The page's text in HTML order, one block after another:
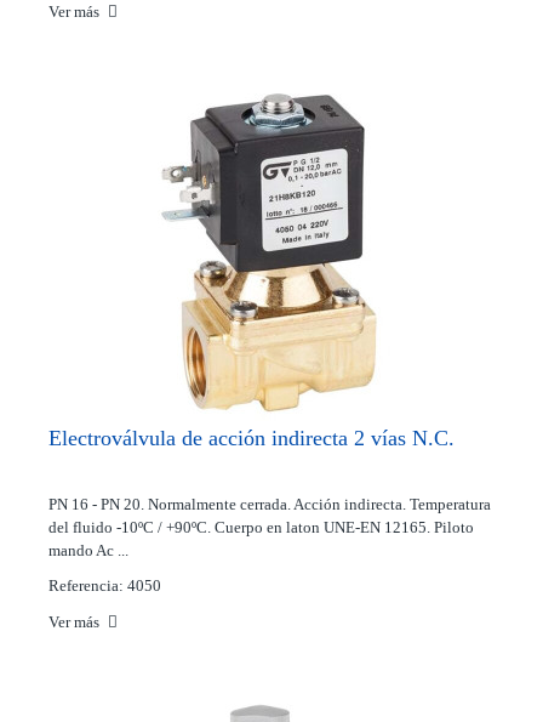
Ver más
Electroválvula de acción indirecta 2 vías N.C.
PN 16 - PN 20. Normalmente cerrada. Acción indirecta. Temperatura
del fluido -10ºC / +90ºC. Cuerpo en laton UNE-EN 12165. Piloto
mando Ac ...
Referencia: 4050
Ver más